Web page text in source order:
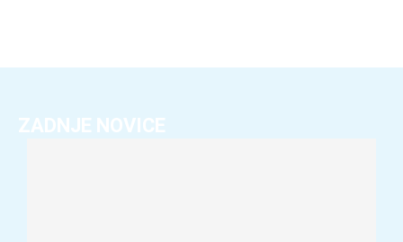
ZADNJE NOVICE